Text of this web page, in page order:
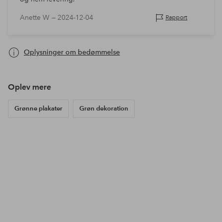
Anette W — 2024-12-04 Rapport
Oplysninger om bedømmelse
Oplev mere
Grønne plakater Grøn dekoration